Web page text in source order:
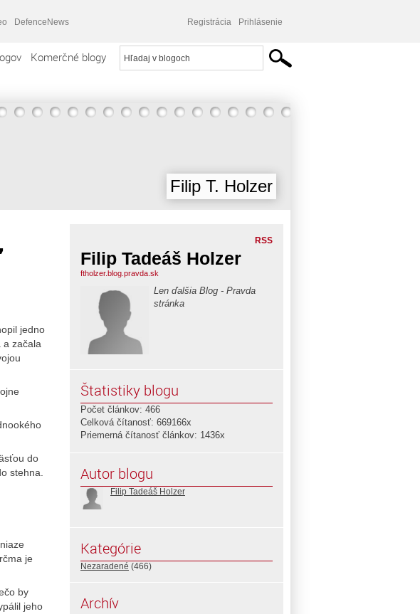
DefenceNews Registrácia Prihlásenie
Komerčné blogy
Filip T. Holzer
jedno
a začala
do
stehna.
je
by
jeho
RSS
Filip Tadeáš Holzer
ftholzer.blog.pravda.sk
Len ďalšia Blog - Pravda
stránka
Štatistiky blogu
Počet článkov: 466
Celková čítanosť: 669166x
Priemerná čítanosť článkov: 1436x
Autor blogu
Filip Tadeáš Holzer
Kategórie
Nezaradené (466)
Archív